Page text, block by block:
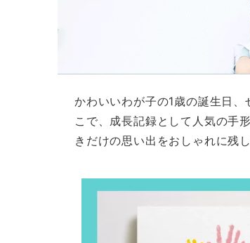
かわいいわが子の1歳の誕生日
こで、成長記録として人気の手
きだけの思い出をおしゃれに残